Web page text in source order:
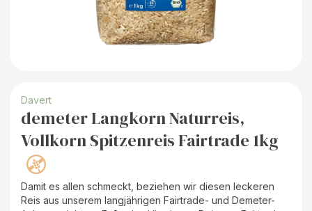
Davert
demeter Langkorn Naturreis,
Vollkorn Spitzenreis Fairtrade 1kg
Damit es allen schmeckt, beziehen wir diesen leckeren
Reis aus unserem langjährigen Fairtrade- und Demeter-